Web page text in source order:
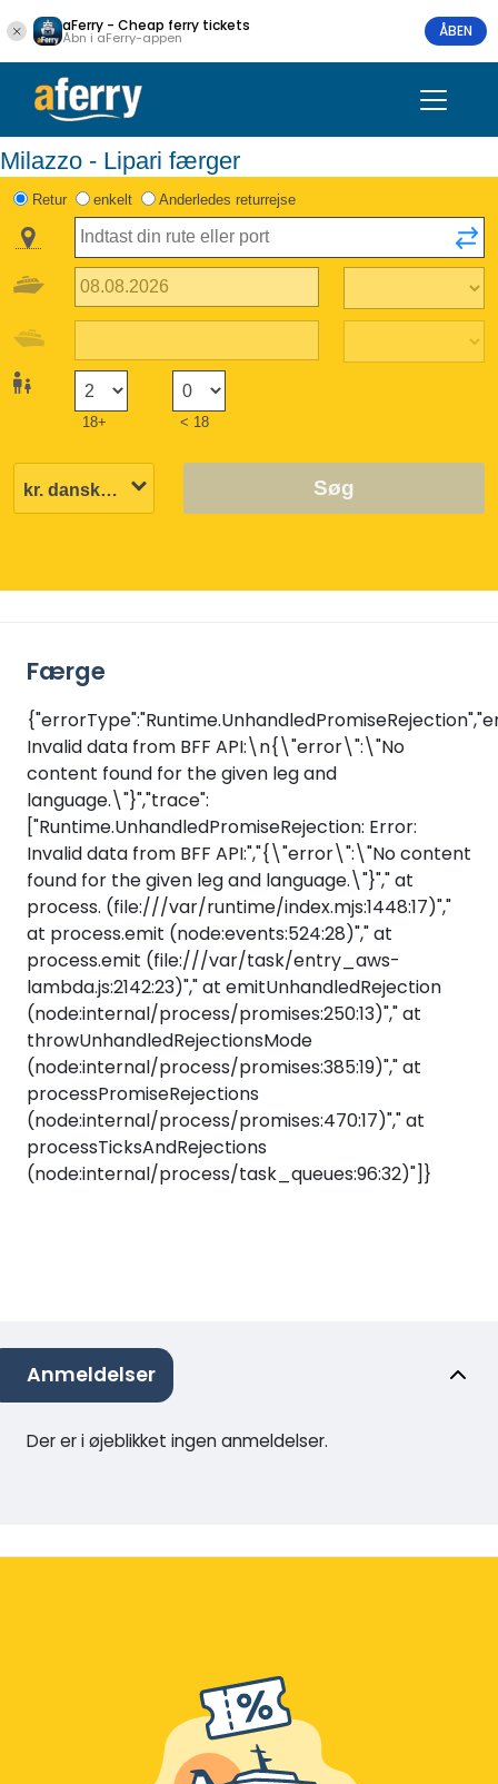
aFerry - Cheap ferry tickets
Åbn i aFerry-appen ÅBEN
Milazzo - Lipari færger
Retur enkelt Anderledes returrejse
18+ < 18
Søg
Færge
Invalid data from BFF API:\n{\"error\":\"No
content found for the given leg and
language.\"}","trace":
["Runtime.UnhandledPromiseRejection: Error:
Invalid data from BFF API:","{\"error\":\"No content
found for the given leg and language.\"}"," at
process. (file:///var/runtime/index.mjs:1448:17)","
at process.emit (node:events:524:28)"," at
process.emit (file:///var/task/entry_aws-
lambda.js:2142:23)"," at emitUnhandledRejection
(node:internal/process/promises:250:13)"," at
throwUnhandledRejectionsMode
(node:internal/process/promises:385:19)"," at
processPromiseRejections
(node:internal/process/promises:470:17)"," at
processTicksAndRejections
(node:internal/process/task_queues:96:32)"]}
Anmeldelser
Der er i øjeblikket ingen anmeldelser.